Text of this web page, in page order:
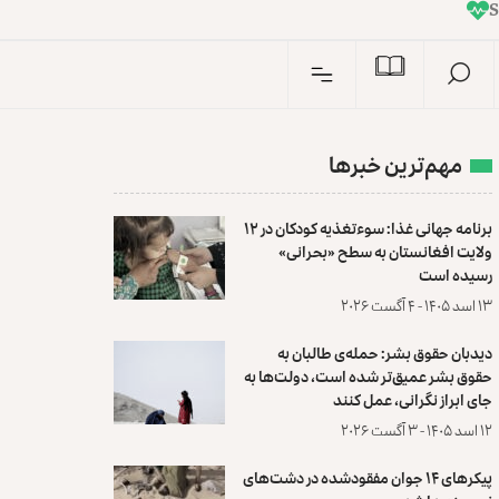
n
I
مهم‌ترین خبرها
برنامه جهانی غذا: سوءتغذیه کودکان در ۱۲
ولایت افغانستان به سطح «بحرانی»
رسیده است
۱۳ اسد ۱۴۰۵ - ۴ آگست ۲۰۲۶
دیدبان حقوق بشر: حمله‌ی طالبان به
حقوق بشر عمیق‌تر شده است، دولت‌ها به
جای ابراز نگرانی، عمل کنند
۱۲ اسد ۱۴۰۵ - ۳ آگست ۲۰۲۶
پیکرهای ۱۴ جوان مفقودشده در دشت‌های